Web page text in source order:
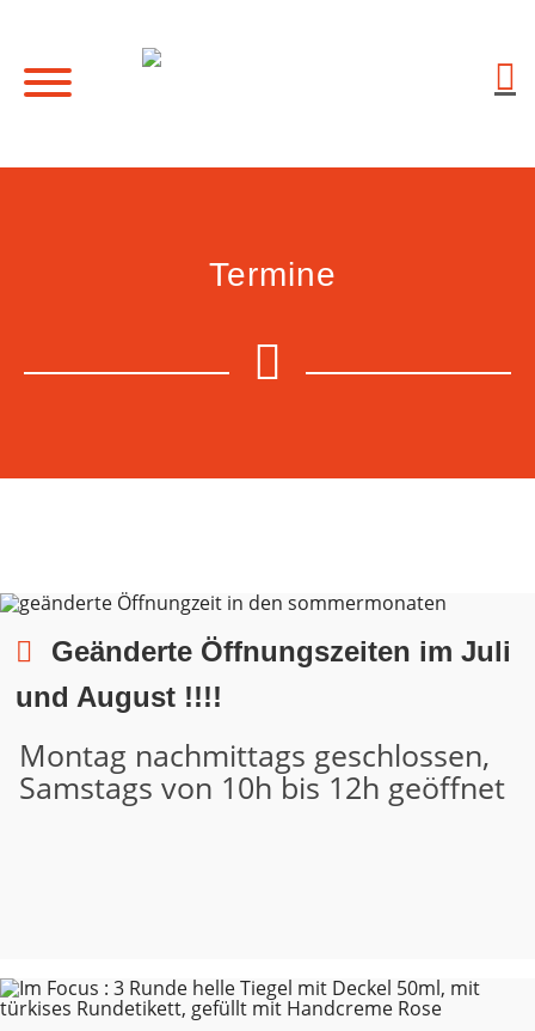
Termine
Geänderte Öffnungszeiten im Juli
und August !!!!
Montag nachmittags geschlossen,
Samstags von 10h bis 12h geöffnet